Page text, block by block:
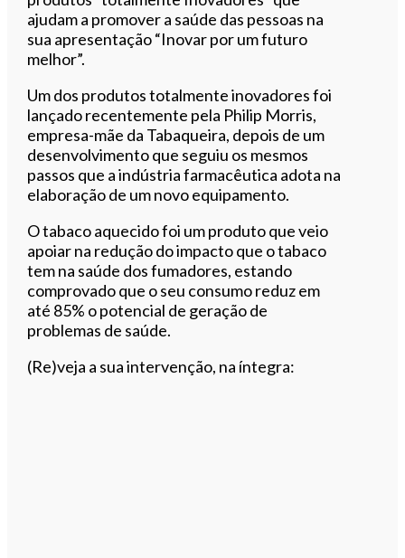
ajudam a promover a saúde das pessoas na
sua apresentação “Inovar por um futuro
melhor”.
Um dos produtos totalmente inovadores foi
lançado recentemente pela Philip Morris,
empresa-mãe da Tabaqueira, depois de um
desenvolvimento que seguiu os mesmos
passos que a indústria farmacêutica adota na
elaboração de um novo equipamento.
O tabaco aquecido foi um produto que veio
apoiar na redução do impacto que o tabaco
tem na saúde dos fumadores, estando
comprovado que o seu consumo reduz em
até 85% o potencial de geração de
problemas de saúde.
(Re)veja a sua intervenção, na íntegra: